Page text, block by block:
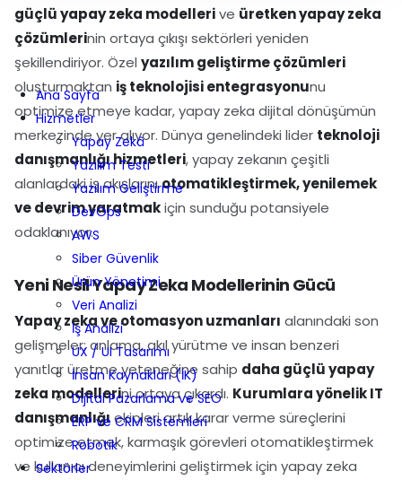
Ana Sayfa
Hizmetler
Yapay Zekâ
Yazılım Testi
Yazılım Geliştirme
DevOps
AWS
Siber Güvenlik
Ürün Yönetimi
Veri Analizi
İş Analizi
UX / UI Tasarımı
İnsan Kaynakları (İK)
Dijital Pazarlama ve SEO
ERP ve CRM Sistemleri
Robotik
Sektörler
güçlü yapay zeka modellerive üretken yapay zeka
çözümlerinin ortaya çıkışı sektörleri yeniden
şekillendiriyor. Özel yazılım geliştirme çözümleri
oluşturmaktan iş teknolojisi entegrasyonunu
optimize etmeye kadar, yapay zeka dijital dönüşümün
merkezinde yer alıyor. Dünya genelindeki lider teknoloji
danışmanlığı hizmetleri, yapay zekanın çeşitli
alanlardaki iş akışlarınıotomatikleştirmek, yenilemek
ve devrim yaratmakiçin sunduğu potansiyele
odaklanıyor.
Yeni Nesil Yapay Zeka Modellerinin Gücü
Yapay zeka ve otomasyon uzmanları alanındaki son
gelişmeler; anlama, akıl yürütme ve insan benzeri
yanıtlar üretme yeteneğine sahip daha güçlü yapay
zeka modellerini ortaya çıkardı. Kurumlara yönelik IT
danışmanlığıekipleri artık karar verme süreçlerini
optimize etmek, karmaşık görevleri otomatikleştirmek
ve kullanıcı deneyimlerini geliştirmek için yapay zeka